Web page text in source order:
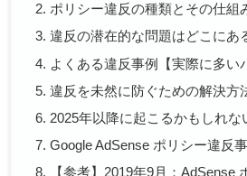
ポリシー違反の種類とその仕組
違反の潜在的な問題はどこにあ
よくある違反事例【実際に多い
違反を未然に防ぐための解決方
2025年以降に起こるかもしれな
Google AdSense ポリシー違反
【参考】2019年9月：AdSense